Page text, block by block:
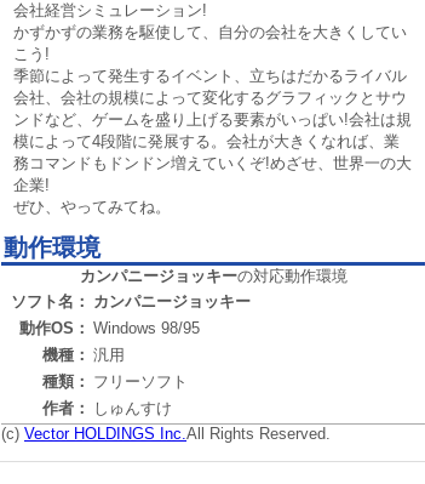
会社経営シミュレーション!
かずかずの業務を駆使して、自分の会社を大きくしてい
こう!
季節によって発生するイベント、立ちはだかるライバル
会社、会社の規模によって変化するグラフィックとサウ
ンドなど、ゲームを盛り上げる要素がいっぱい!会社は規
模によって4段階に発展する。会社が大きくなれば、業
務コマンドもドンドン増えていくぞ!めざせ、世界一の大
企業!
ぜひ、やってみてね。
動作環境
カンパニージョッキーの対応動作環境
ソフト名： カンパニージョッキー
動作OS： Windows 98/95
機種： 汎用
種類： フリーソフト
作者：
しゅんすけ
(c) Vector HOLDINGS Inc.All Rights Reserved.